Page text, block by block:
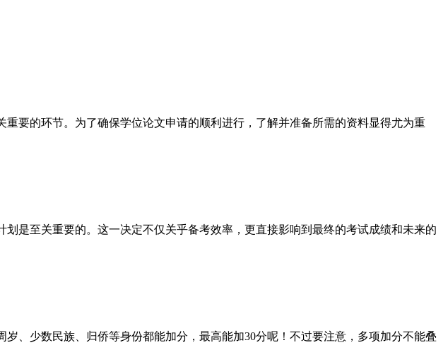
要的环节。为了确保学位论文申请的顺利进行，了解并准备所需的资料显得尤为重
是至关重要的。这一决定不仅关乎备考效率，更直接影响到最终的考试成绩和未来的
少数民族、归侨等身份都能加分，最高能加30分呢！不过要注意，多项加分不能叠